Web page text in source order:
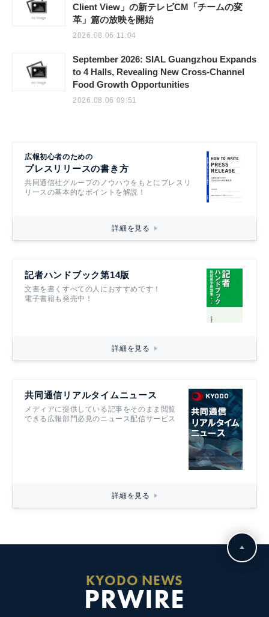
Client View」の新テレビCM「チームの変
革」篇の放映を開始
2026.08.06 11:04
September 2026: SIAL Guangzhou Expands
to 4 Halls, Revealing New Cross-Channel
Food Growth Opportunities
2026.08.06 09:51
広報初心者のための
プレスリリースの書き方
共同通信社グループのノウハウをもとにプレスリ
リースの基本的なポイントを解説！
詳細を見る
記者ハンドブック第14版
文書を書くすべての人におすすめです！
電子書籍も発売中！
詳細を見る
共同通信リアルタイムニュース
メディアに提供している記事をそのまま閲覧
できる広報部門必見のニュース配信サービス
詳細を見る
KYODO NEWS
PRWIRE